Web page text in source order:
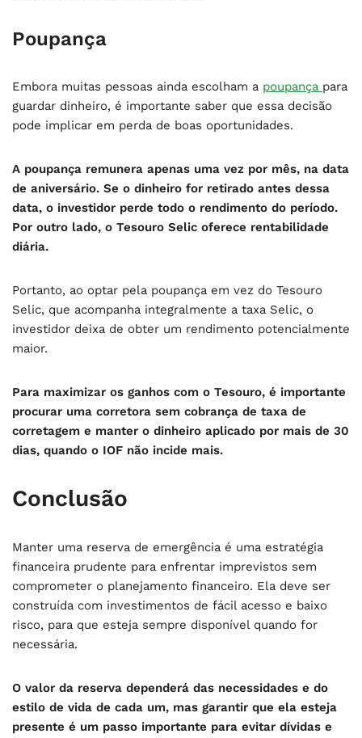
Poupança
Embora muitas pessoas ainda escolham a poupança para
guardar dinheiro, é importante saber que essa decisão
pode implicar em perda de boas oportunidades.
A poupança remunera apenas uma vez por mês, na data
de aniversário. Se o dinheiro for retirado antes dessa
data, o investidor perde todo o rendimento do período.
Por outro lado, o Tesouro Selic oferece rentabilidade
diária.
Portanto, ao optar pela poupança em vez do Tesouro
Selic, que acompanha integralmente a taxa Selic, o
investidor deixa de obter um rendimento potencialmente
maior.
Para maximizar os ganhos com o Tesouro, é importante
procurar uma corretora sem cobrança de taxa de
corretagem e manter o dinheiro aplicado por mais de 30
dias, quando o IOF não incide mais.
Conclusão
Manter uma reserva de emergência é uma estratégia
financeira prudente para enfrentar imprevistos sem
comprometer o planejamento financeiro. Ela deve ser
construída com investimentos de fácil acesso e baixo
risco, para que esteja sempre disponível quando for
necessária.
O valor da reserva dependerá das necessidades e do
estilo de vida de cada um, mas garantir que ela esteja
presente é um passo importante para evitar dívidas e